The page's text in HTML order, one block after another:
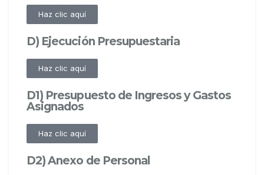
Haz clic aquí
D) Ejecución Presupuestaria
Haz clic aquí
D1) Presupuesto de Ingresos y Gastos
Asignados
Haz clic aquí
D2) Anexo de Personal